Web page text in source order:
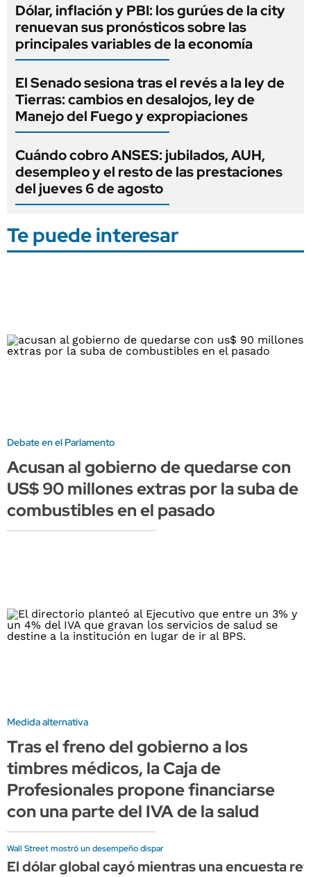
Dólar, inflación y PBI: los gurúes de la city
renuevan sus pronósticos sobre las
principales variables de la economía
El Senado sesiona tras el revés a la ley de
Tierras: cambios en desalojos, ley de
Manejo del Fuego y expropiaciones
Cuándo cobro ANSES: jubilados, AUH,
desempleo y el resto de las prestaciones
del jueves 6 de agosto
Te puede interesar
Debate en el Parlamento
Acusan al gobierno de quedarse con
US$ 90 millones extras por la suba de
combustibles en el pasado
Medida alternativa
Tras el freno del gobierno a los
timbres médicos, la Caja de
Profesionales propone financiarse
con una parte del IVA de la salud
Wall Street mostró un desempeño dispar
El dólar global cayó mientras una encuesta